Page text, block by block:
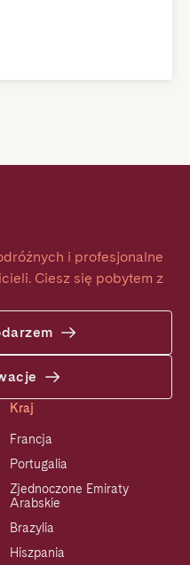
i profesjonalne
Ciesz się pobytem z
Kraj
Francja
Portugalia
Zjednoczone Emiraty
Arabskie
Brazylia
Hiszpania